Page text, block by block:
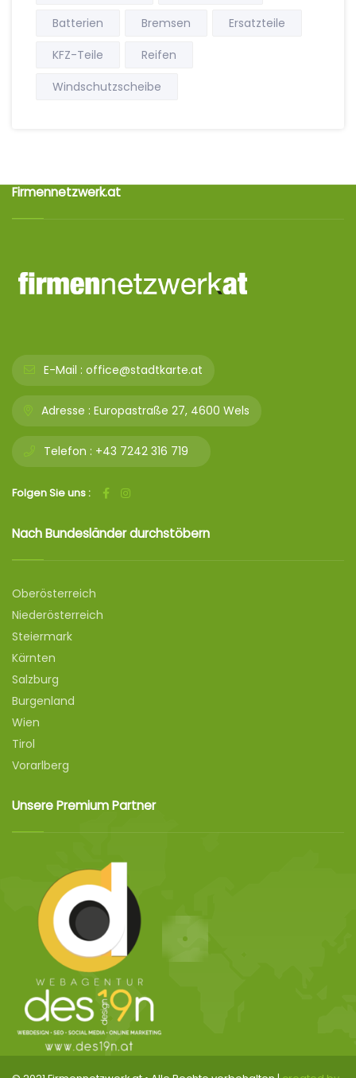
Batterien
Bremsen
Ersatzteile
KFZ-Teile
Reifen
Windschutzscheibe
Firmennetzwerk.at
E-Mail : office@stadtkarte.at
Adresse : Europastraße 27, 4600 Wels
Telefon : +43 7242 316 719
Folgen Sie uns :
Nach Bundesländer durchstöbern
Oberösterreich
Niederösterreich
Steiermark
Kärnten
Salzburg
Burgenland
Wien
Tirol
Vorarlberg
Unsere Premium Partner